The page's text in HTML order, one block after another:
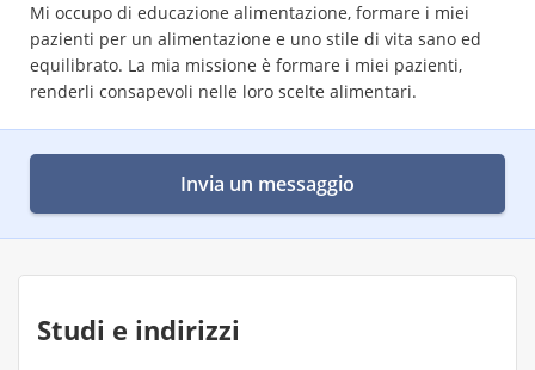
Mi occupo di educazione alimentazione, formare i miei
pazienti per un alimentazione e uno stile di vita sano ed
equilibrato. La mia missione è formare i miei pazienti,
renderli consapevoli nelle loro scelte alimentari.
Invia un messaggio
Studi e indirizzi